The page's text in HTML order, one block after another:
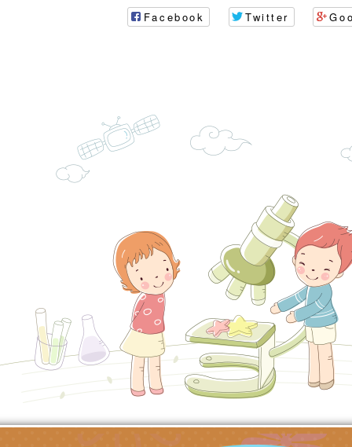
梯次)」
海報電子檔及活動介
檢送桃園市政府家庭
養練習題」、「青少
書會」、「親密關係
坊」、「祖孫樂淘桃
徵件活動」海報
字稿
者權益暨落實保護青
環境
檢送桃園市政府LED
字稿及LCD託播影片
有關桃園市政府家庭
檢送桃園市政府LED
字稿及LCD託播影（
函轉有關身心障礙者
（CRPD）第三次國
約專要文件及附件英
檢送行政院新聞傳
月份公共服務政策溝
訊
轉知教育部國民及學
辦理「115年度促進
緒學習知能研習」
檢送桃園市政府LED
字稿及LCD託播影片
函轉有關本府新聞處
Facebook Twitter